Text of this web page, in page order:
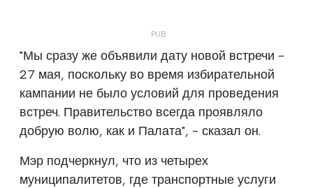
"Мы сразу же объявили дату новой встречи -
27 мая, поскольку во время избирательной
кампании не было условий для проведения
встреч. Правительство всегда проявляло
добрую волю, как и Палата", - сказал он.
Мэр подчеркнул, что из четырех
муниципалитетов, где транспортные услуги